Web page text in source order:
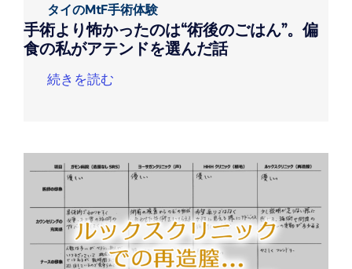
タイのMtF手術体験
手術より怖かったのは“術後のごはん”。偏
食の私がアテンドを選んだ話
続きを読む